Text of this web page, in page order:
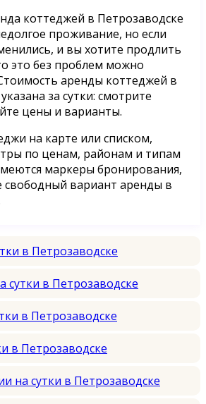
коттеджей в Петрозаводске
проживание, но если
и вы хотите продлить
это без проблем можно
аренды коттеджей в
за сутки: смотрите
цены и варианты.
на карте или списком,
по ценам, районам и типам
маркеры бронирования,
свободный вариант аренды в
в Петрозаводске
сутки в Петрозаводске
в Петрозаводске
в Петрозаводске
на сутки в Петрозаводске